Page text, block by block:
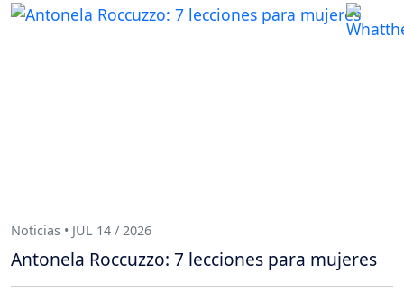
Noticias • JUL 14 / 2026
Antonela Roccuzzo: 7 lecciones para mujeres